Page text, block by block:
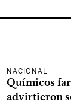
NACIONAL
Químicos
advirtieron